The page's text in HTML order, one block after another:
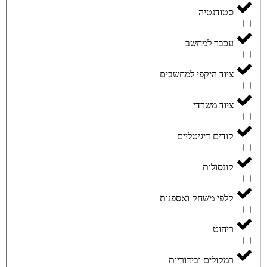
סטודנטיה
עכבר למחשב
ציוד היקפי למחשבים
ציוד משרדי
קודים דיגיטליים
קונסולות
קלפי משחק ואספנות
ריהוט
רמקולים ובידוריות